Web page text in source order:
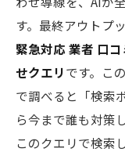
す。最終アウトプ
緊急対応 業者 口
せクエリです。こ
で調べると「検索
ら今まで誰も対策
このクエリで検索